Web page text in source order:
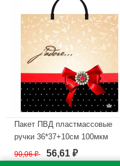
Пакет ПВД пластмассовые
ручки 36*37+10см 100мкм
90,06₽ 56,61 ₽